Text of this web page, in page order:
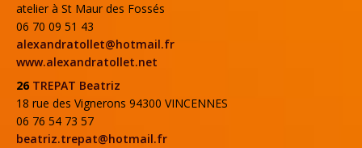
atelier à St Maur des Fossés
06 70 09 51 43
alexandratollet@hotmail.fr
www.alexandratollet.net
26 TREPAT Beatriz
18 rue des Vignerons 94300 VINCENNES
06 76 54 73 57
beatriz.trepat@hotmail.fr